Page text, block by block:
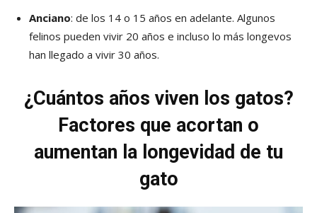
Anciano: de los 14 o 15 años en adelante. Algunos
felinos pueden vivir 20 años e incluso lo más longevos
han llegado a vivir 30 años.
¿Cuántos años viven los gatos?
Factores que acortan o
aumentan la longevidad de tu
gato